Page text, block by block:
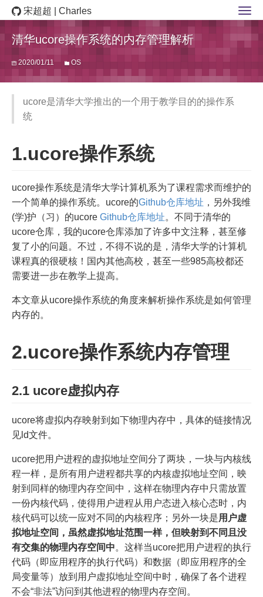
宋超超 | Charles
清华ucore操作系统的内存管理解析
2020/01/11 OS
ucore是清华大学推出的一个用于教学目的的操作系
统
1.ucore操作系统
ucore操作系统是清华大学计算机系为了课程需求而维护的
一个简单的操作系统。ucore的Github仓库地址 ，另外我维
(学)护（习）的ucore Github仓库地址。不同于清华的
ucore仓库，我的ucore仓库添加了许多中文注释，甚至修
复了小的问题。不过，不得不说的是，清华大学的计算机
课程真的很硬核！国内其他高校，甚至一些985高校都还
需要进一步在教学上提高。
本文章从ucore操作系统的角度来解析操作系统是如何管理
内存的。
2.ucore操作系统内存管理
2.1 ucore虚拟内存
ucore将虚拟内存映射到如下物理内存中，具体的链接情况
见ld文件。
ucore把用户进程的虚拟地址空间分了两块，一块与内核线
程一样，是所有用户进程都共享的内核虚拟地址空间，映
射到同样的物理内存空间中，这样在物理内存中只需放置
一份内核代码，使得用户进程从用户态进入核心态时，内
核代码可以统一应对不同的内核程序；另外一块是用户虚
拟地址空间，虽然虚拟地址范围一样，但映射到不同且没
有交集的物理内存空间中。这样当ucore把用户进程的执行
代码（即应用程序的执行代码）和数据（即应用程序的全
局变量等）放到用户虚拟地址空间中时，确保了各个进程
不会“非法”访问到其他进程的物理内存空间。